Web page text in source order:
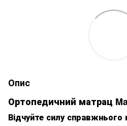
Опис
Ортопедичний матрац
Відчуйте силу